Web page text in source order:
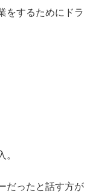
をするためにドラ
だったと話す方が